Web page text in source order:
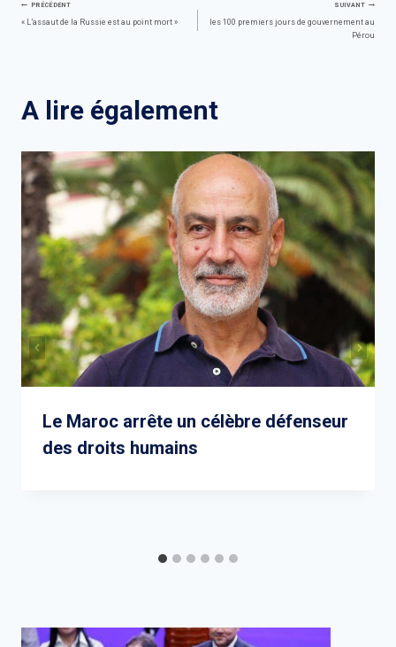
Navigation
PRÉCÉDENT
« L’assaut de la Russie est au point mort »
SUIVANT
les 100 premiers jours de gouvernement au
Pérou
A lire également
Le Maroc arrête un célèbre défenseur
des droits humains